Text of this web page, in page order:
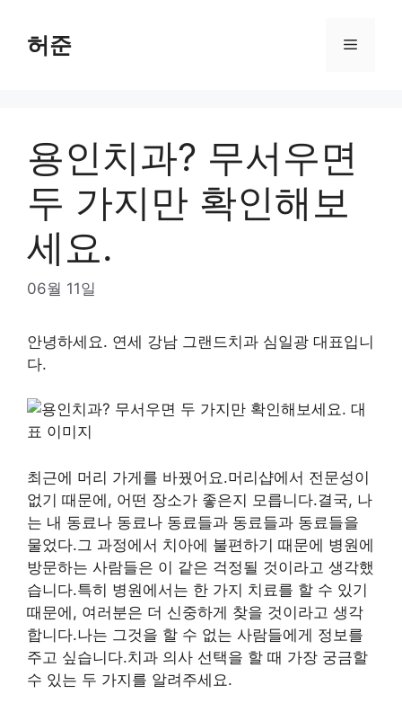
content
허준 Menu
용인치과? 무서우면
두 가지만 확인해보
세요.
06월 11일
안녕하세요. 연세 강남 그랜드치과 심일광 대표입니
다.
최근에 머리 가게를 바꿨어요.머리샵에서 전문성이
없기 때문에, 어떤 장소가 좋은지 모릅니다.결국, 나
는 내 동료나 동료나 동료들과 동료들과 동료들을
물었다.그 과정에서 치아에 불편하기 때문에 병원에
방문하는 사람들은 이 같은 걱정될 것이라고 생각했
습니다.특히 병원에서는 한 가지 치료를 할 수 있기
때문에, 여러분은 더 신중하게 찾을 것이라고 생각
합니다.나는 그것을 할 수 없는 사람들에게 정보를
주고 싶습니다.치과 의사 선택을 할 때 가장 궁금할
수 있는 두 가지를 알려주세요.